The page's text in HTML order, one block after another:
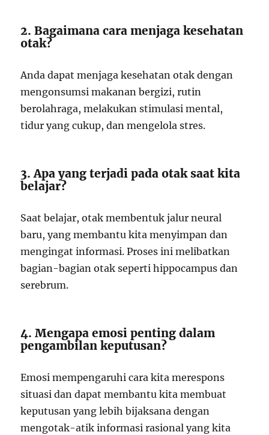
2. Bagaimana cara menjaga kesehatan
otak?
Anda dapat menjaga kesehatan otak dengan
mengonsumsi makanan bergizi, rutin
berolahraga, melakukan stimulasi mental,
tidur yang cukup, dan mengelola stres.
3. Apa yang terjadi pada otak saat kita
belajar?
Saat belajar, otak membentuk jalur neural
baru, yang membantu kita menyimpan dan
mengingat informasi. Proses ini melibatkan
bagian-bagian otak seperti hippocampus dan
serebrum.
4. Mengapa emosi penting dalam
pengambilan keputusan?
Emosi mempengaruhi cara kita merespons
situasi dan dapat membantu kita membuat
keputusan yang lebih bijaksana dengan
mengotak-atik informasi rasional yang kita